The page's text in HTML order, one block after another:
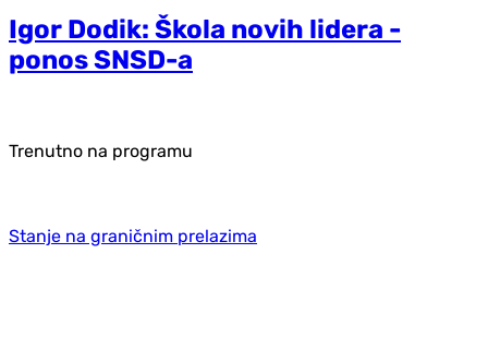
Igor Dodik: Škola novih lidera -
ponos SNSD-a
Trenutno na programu
Stanje na graničnim prelazima